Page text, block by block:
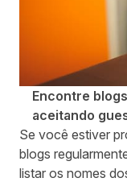
Encontre
aceitando
Se você estiver
blogs
listar os nomes